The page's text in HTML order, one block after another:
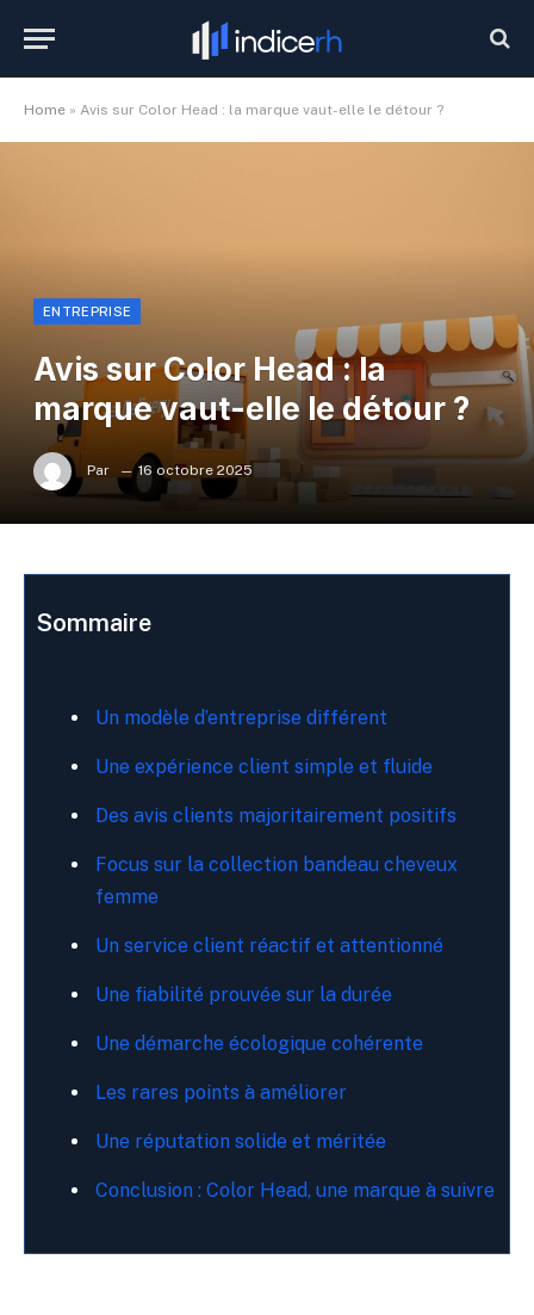
Home » Avis sur Color Head : la marque vaut-elle le détour ?
ENTREPRISE
Avis sur Color Head : la
marque vaut-elle le détour ?
Par 16 octobre 2025
Sommaire
Un modèle d’entreprise différent
Une expérience client simple et fluide
Des avis clients majoritairement positifs
Focus sur la collection bandeau cheveux
femme
Un service client réactif et attentionné
Une fiabilité prouvée sur la durée
Une démarche écologique cohérente
Les rares points à améliorer
Une réputation solide et méritée
Conclusion : Color Head, une marque à suivre